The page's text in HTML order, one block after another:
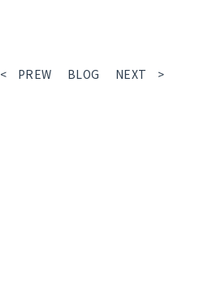
< PREW BLOG NEXT >